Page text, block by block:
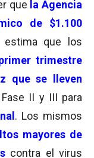
que la Agencia
de $1.100
que los
trimestre
que se lleven
II y III para
. Los mismos
mayores de
contra el virus